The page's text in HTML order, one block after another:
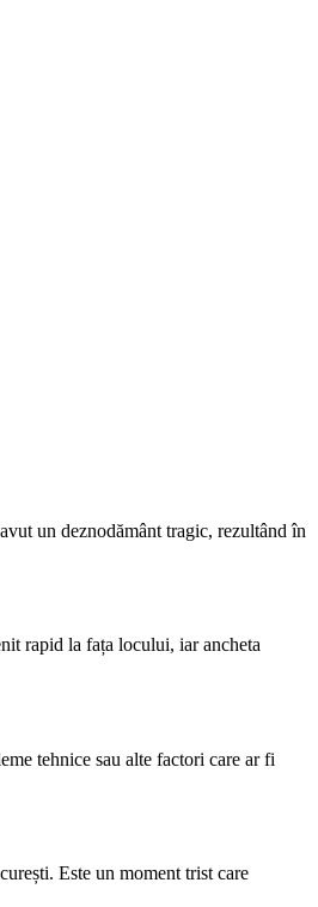
un deznodământ tragic, rezultând în
rapid la fața locului, iar ancheta
tehnice sau alte factori care ar fi
Este un moment trist care